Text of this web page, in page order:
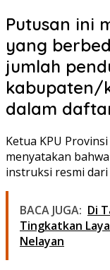
Putusan ini
yang
jumlah
kabupaten/
dalam
Ketua KPU
menyatakan
instruksi resmi dari
BACA JUGA: Di
Tingkatkan
Nelayan